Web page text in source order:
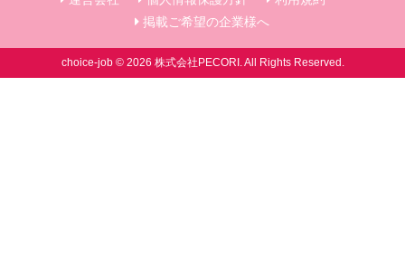
掲載ご希望の企業様へ
choice-job © 2026 株式会社PECORI. All Rights Reserved.